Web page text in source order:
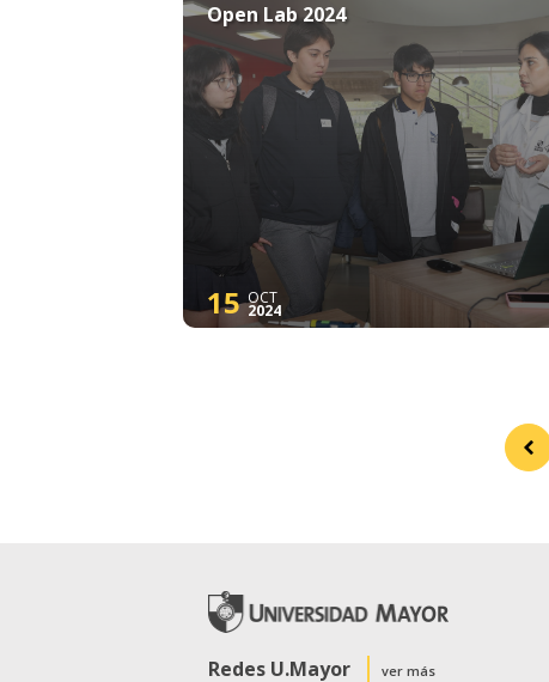
Open Lab 2024
15 OCT
2024
Redes U.Mayor ver más